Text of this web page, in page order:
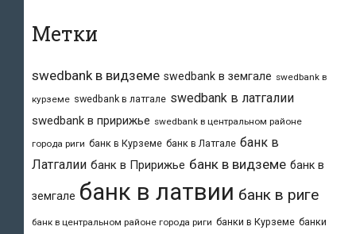
Метки
swedbank в видземе swedbank в земгале swedbank в
курземе swedbank в латгале swedbank в латгалии
swedbank в пририжье swedbank в центральном районе
города риги банк в Курземе банк в Латгале банк в
Латгалии банк в Пририжье банк в видземе банк в
земгале банк в латвии банк в риге
банк в центральном районе города риги банки в Курземе банки